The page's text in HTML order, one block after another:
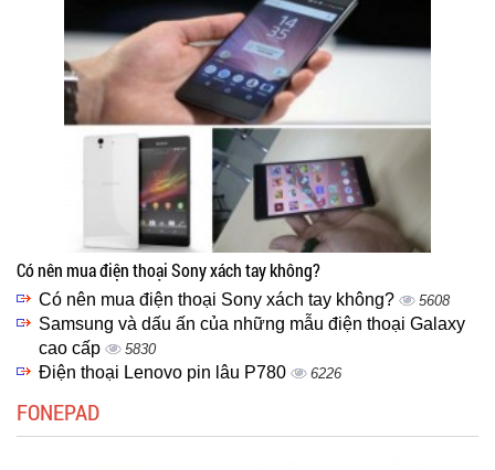
Có nên mua điện thoại Sony xách tay không?
Có nên mua điện thoại Sony xách tay không? 5608
Samsung và dấu ấn của những mẫu điện thoại Galaxy
cao cấp
5830
Điện thoại Lenovo pin lâu P780 6226
FONEPAD